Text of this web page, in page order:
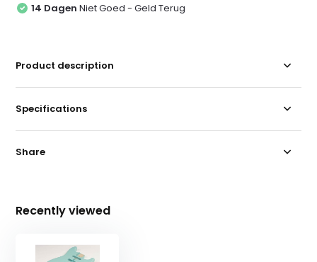
14 Dagen Niet Goed - Geld Terug
Product description
Specifications
Share
Recently viewed